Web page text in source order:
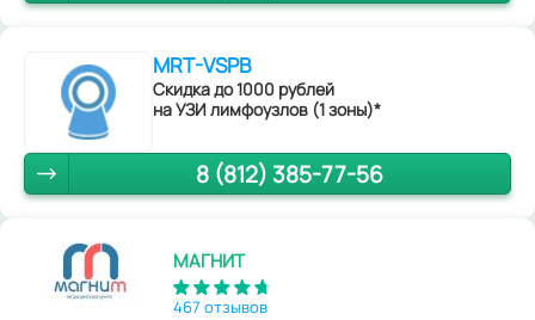
MRT-VSPB
Скидка до 1000 рублей
на УЗИ лимфоузлов (1 зоны)*
8 (812) 385-77-56
МАГНИТ
467 отзывов